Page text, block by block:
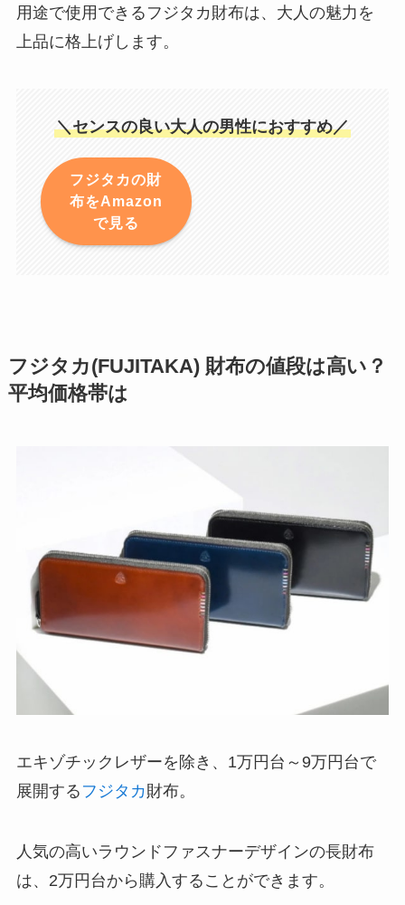
用途で使用できるフジタカ財布は、大人の魅力を
上品に格上げします。
＼センスの良い大人の男性におすすめ／
フジタカの財
布をAmazon
で見る
フジタカ(FUJITAKA) 財布の値段は高い？
平均価格帯は
エキゾチックレザーを除き、1万円台～9万円台で
展開する フジタカ財布。
人気の高いラウンドファスナーデザインの長財布
は、2万円台から購入することができます。